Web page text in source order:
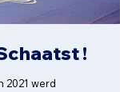
!
2021 werd